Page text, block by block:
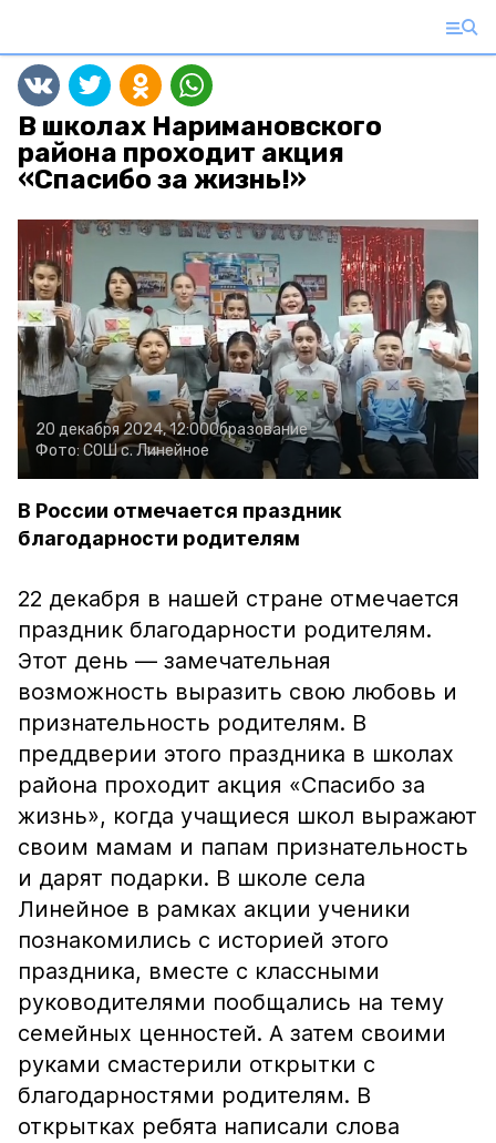
В школах Наримановского
района проходит акция
«Спасибо за жизнь!»
20 декабря 2024, 12:00Образование
Фото: СОШ с. Линейное
В России отмечается праздник
благодарности родителям
22 декабря в нашей стране отмечается
праздник благодарности родителям.
Этот день — замечательная
возможность выразить свою любовь и
признательность родителям. В
преддверии этого праздника в школах
района проходит акция «Спасибо за
жизнь», когда учащиеся школ выражают
своим мамам и папам признательность
и дарят подарки. В школе села
Линейное в рамках акции ученики
познакомились с историей этого
праздника, вместе с классными
руководителями пообщались на тему
семейных ценностей. А затем своими
руками смастерили открытки с
благодарностями родителям. В
открытках ребята написали слова